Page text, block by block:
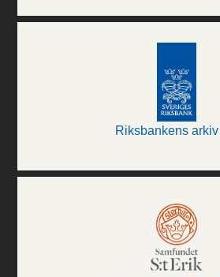
Riksbankens arkiv